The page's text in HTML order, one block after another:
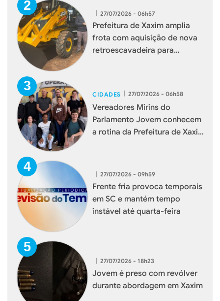
| 27/07/2026 - 06h57
Prefeitura de Xaxim amplia
frota com aquisição de nova
retroescavadeira para
CIDADES | 27/07/2026 - 06h58
Vereadores Mirins do
Parlamento Jovem conhecem
a rotina da Prefeitura de Xaxim
| 27/07/2026 - 09h59
Frente fria provoca temporais
em SC e mantém tempo
instável até quarta-feira
| 27/07/2026 - 18h23
Jovem é preso com revólver
durante abordagem em Xaxim